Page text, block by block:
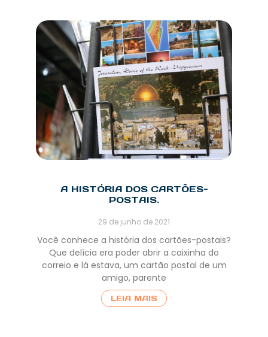
A HISTÓRIA DOS CARTÕES-
POSTAIS.
29 de junho de 2021
Você conhece a história dos cartões-postais?
Que delícia era poder abrir a caixinha do
correio e lá estava, um cartão postal de um
amigo, parente
LEIA MAIS